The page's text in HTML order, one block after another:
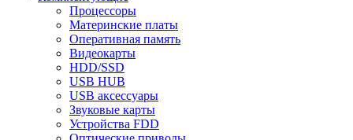
Процессоры
Материнские платы
Оперативная память
Видеокарты
HDD/SSD
USB HUB
USB аксессуары
Звуковые карты
Устройства FDD